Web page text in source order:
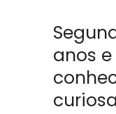
anos